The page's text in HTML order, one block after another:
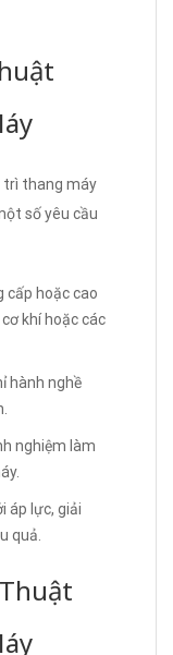
trì thang máy
số yêu cầu
cấp hoặc cao
khí hoặc các
hành nghề
nghiệm làm
áp lực, giải
quả.